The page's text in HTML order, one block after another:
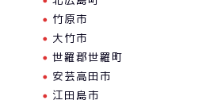
竹原市
大竹市
世羅郡世羅町
安芸高田市
江田島市